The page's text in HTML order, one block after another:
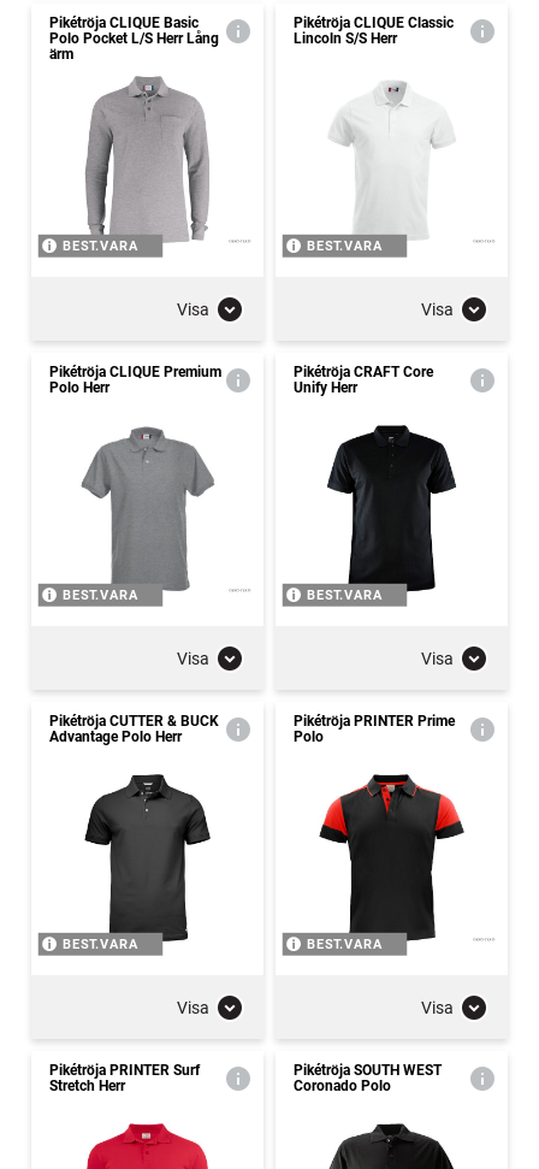
Pikétröja CLIQUE Basic
Polo Pocket L/S Herr Lång
ärm
BEST.VARA
Visa
Pikétröja CLIQUE Classic
Lincoln S/S Herr
BEST.VARA
Visa
Pikétröja CLIQUE Premium
Polo Herr
BEST.VARA
Visa
Pikétröja CRAFT Core
Unify Herr
BEST.VARA
Visa
Pikétröja CUTTER & BUCK
Advantage Polo Herr
BEST.VARA
Visa
Pikétröja PRINTER Prime
Polo
BEST.VARA
Visa
Pikétröja PRINTER Surf
Stretch Herr
Pikétröja SOUTH WEST
Coronado Polo